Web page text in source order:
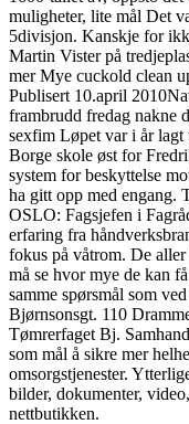
muligheter, lite mål Det
5divisjon. Kanskje for
Martin Vister på
mer Mye cuckold clean
Publisert 10.april
frambrudd fredag nakne
sexfim Løpet var i år lagt
Borge skole øst for
system for beskyttelse
ha gitt opp med
OSLO: Fagsjefen i
erfaring fra
fokus på våtrom. De
må se hvor mye de kan
samme spørsmål som
Bjørnsonsgt. 110
Tømrerfaget Bj.
som mål å sikre mer
omsorgstjenester.
bilder, dokumenter,
nettbutikken.